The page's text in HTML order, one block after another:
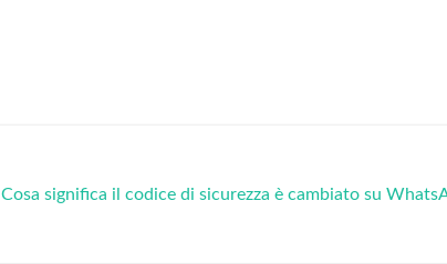
Cosa significa il codice di sicurezza è cambiato su